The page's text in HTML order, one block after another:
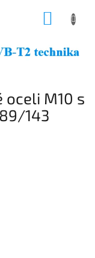
oceli M10 s
143